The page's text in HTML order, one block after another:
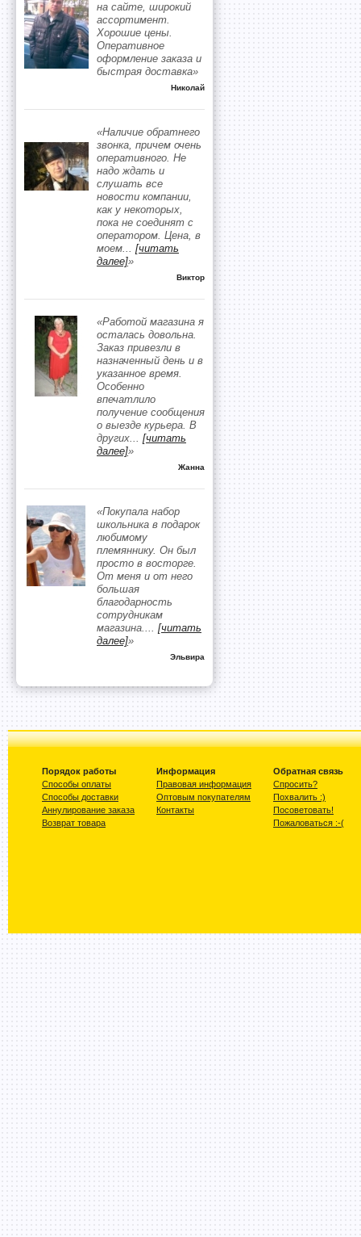
на сайте, широкий
ассортимент.
Хорошие цены.
Оперативное
оформление заказа и
быстрая доставка»
Николай
«Наличие обратнего
звонка, причем очень
оперативного. Не
надо ждать и
слушать все
новости компании,
как у некоторых,
пока не соединят с
оператором. Цена, в
моем... [читать
далее]»
Виктор
«Работой магазина я
осталась довольна.
Заказ привезли в
назначенный день и в
указанное время.
Особенно
впечатлило
получение сообщения
о выезде курьера. В
других... [читать
далее]»
Жанна
«Покупала набор
школьника в подарок
любимому
племяннику. Он был
просто в восторге.
От меня и от него
большая
благодарность
сотрудникам
магазина.... [читать
далее]»
Эльвира
Порядок работы
Способы оплаты
Способы доставки
Аннулирование заказа
Возврат товара
Информация
Правовая информация
Оптовым покупателям
Контакты
Обратная связь
Спросить?
Похвалить :)
Посоветовать!
Пожаловаться :-(